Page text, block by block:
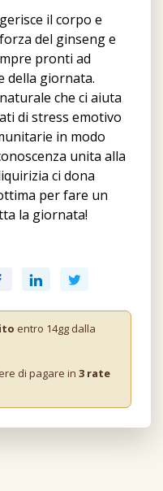
il corpo e
del ginseng e
pronti ad
della giornata.
che ci aiuta
di stress emotivo
in modo
unita alla
ci dona
per fare un
la giornata!
entro 14gg dalla
di pagare in 3 rate